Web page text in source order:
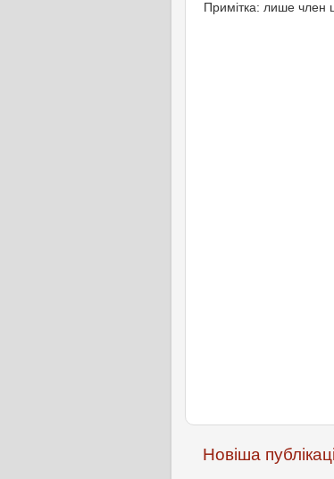
Примітка: лише член
Новіша